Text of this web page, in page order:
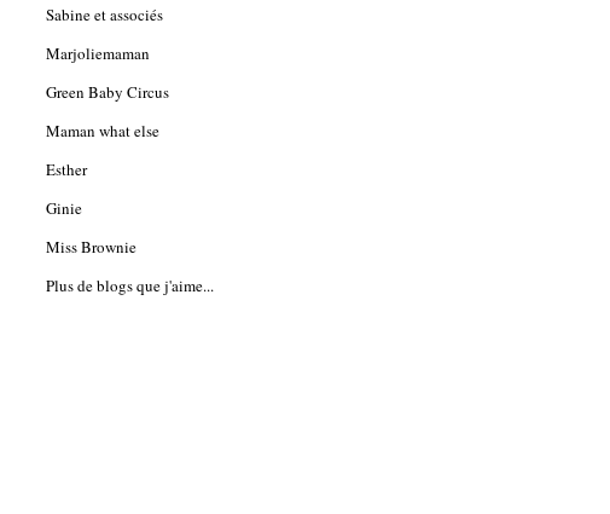
Sabine et associés
Marjoliemaman
Green Baby Circus
Maman what else
Esther
Ginie
Miss Brownie
Plus de blogs que j'aime...